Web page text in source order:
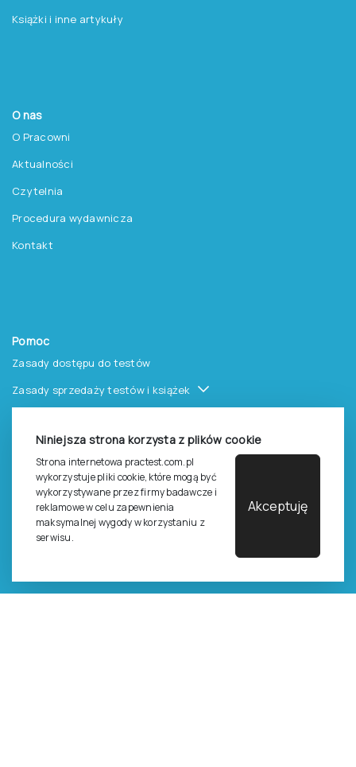
Niniejsza strona korzysta z plików cookie
Strona internetowa practest.com.pl
wykorzystuje pliki cookie, które mogą być
wykorzystywane przez firmy badawcze i
reklamowe w celu zapewnienia
maksymalnej wygody w korzystaniu z
serwisu.
Akceptuję
Książki i inne artykuły
O nas
O Pracowni
Aktualności
Czytelnia
Procedura wydawnicza
Kontakt
Pomoc
Zasady dostępu do testów
Zasady sprzedaży testów i książek
Cennik i katalog
Zasady zapisów na szkolenia
Dla studentów i doktorantów
Epsilon dla studentów i pracowników naukowych uczelni